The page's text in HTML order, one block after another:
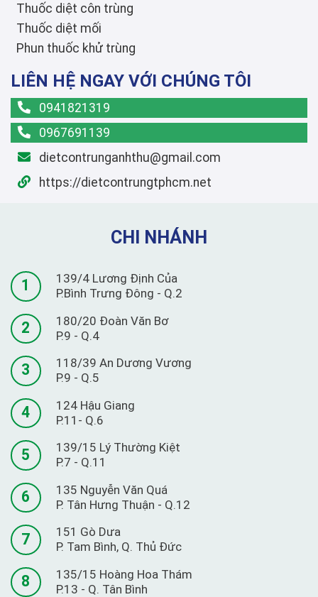
Thuốc diệt côn trùng
Thuốc diệt mối
Phun thuốc khử trùng
LIÊN HỆ NGAY VỚI CHÚNG TÔI
0941821319
0967691139
dietcontrunganhthu@gmail.com
https://dietcontrungtphcm.net
CHI NHÁNH
1
139/4 Lương Định Của
P.Bình Trưng Đông - Q.2
2
180/20 Đoàn Văn Bơ
P.9 - Q.4
3
118/39 An Dương Vương
P.9 - Q.5
4
124 Hậu Giang
P.11- Q.6
5
139/15 Lý Thường Kiệt
P.7 - Q.11
6
135 Nguyễn Văn Quá
P. Tân Hưng Thuận - Q.12
7
151 Gò Dưa
P. Tam Bình, Q. Thủ Đức
8
135/15 Hoàng Hoa Thám
P.13 - Q. Tân Bình